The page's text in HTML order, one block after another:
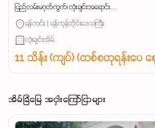
ပြည်လမ်းမဂုတ်ကွက်၊ လုံးချင်းအရောင်း...
ရန်ကင်း | ရန်ကုန်တိုင်းဒေသကြီး
လုံးချင်းအိမ်
11 သိန်း (ကျပ်) (တစ်စတုရန်းပေ ဈ
အိမ်ခြံမြေ အငှါးကြော်ငြာများ